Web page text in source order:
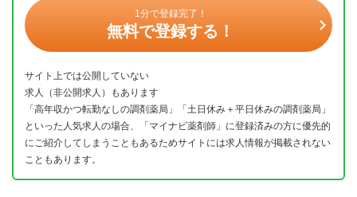
1分で登録完了！
無料で登録する！
サイト上では公開していない
求人（非公開求人）もあります
「高年収かつ転勤なしの調剤薬局」「土日休み＋平日休みの調剤薬局」
といった人気求人の場合、「マイナビ薬剤師」に登録済みの方に優先的
にご紹介してしまうこともあるためサイトには求人情報が掲載されない
こともあります。